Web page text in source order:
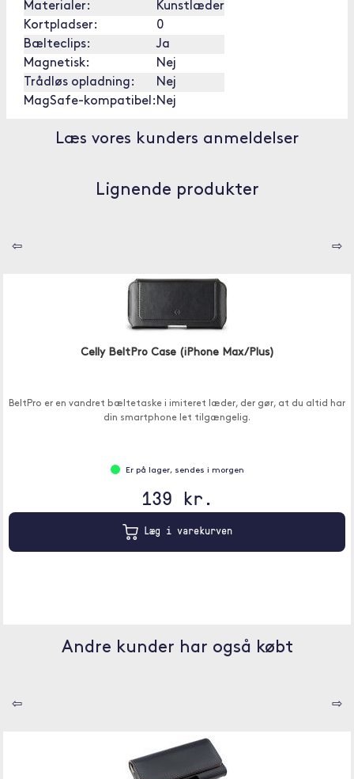
Materialer:
Kunstlæder
Kortpladser:
0
Bælteclips:
Ja
Magnetisk:
Nej
Trådløs opladning:
Nej
MagSafe-kompatibel: Nej
Læs vores kunders anmeldelser
Lignende produkter
⇦ ⇨
Celly BeltPro Case (iPhone Max/Plus)
BeltPro er en vandret bæltetaske i imiteret læder, der gør, at du altid har
din smartphone let tilgængelig.
Er på lager, sendes i morgen
139 kr.
Læg i varekurven
Andre kunder har også købt
⇦ ⇨